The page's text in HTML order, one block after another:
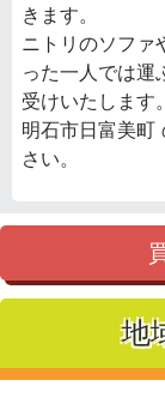
きます。
ニトリのソファ
った一人では運
受けいたします。
明石市日富美町
さい。
地